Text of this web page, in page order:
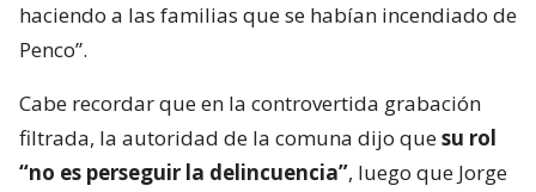
haciendo a las familias que se habían incendiado de
Penco”.
Cabe recordar que en la controvertida grabación
filtrada, la autoridad de la comuna dijo quesu rol
“no es perseguir la delincuencia”, luego que Jorge